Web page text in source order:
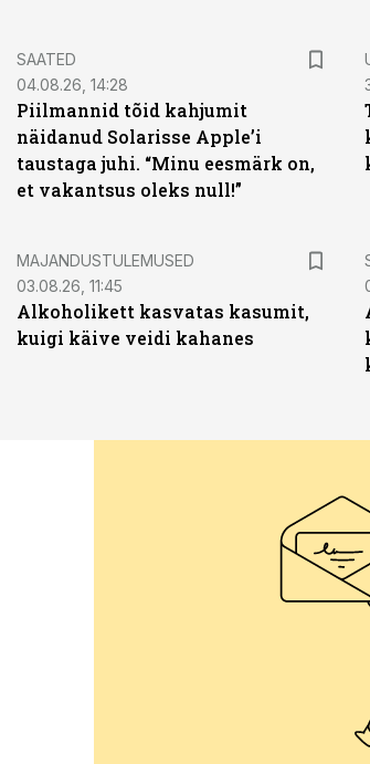
SAATED
04.08.26, 14:28
Piilmannid tõid kahjumit
näidanud Solarisse Apple’i
taustaga juhi. “Minu eesmärk on,
et vakantsus oleks null!”
MAJANDUSTULEMUSED
03.08.26, 11:45
Alkoholikett kasvatas kasumit,
kuigi käive veidi kahanes